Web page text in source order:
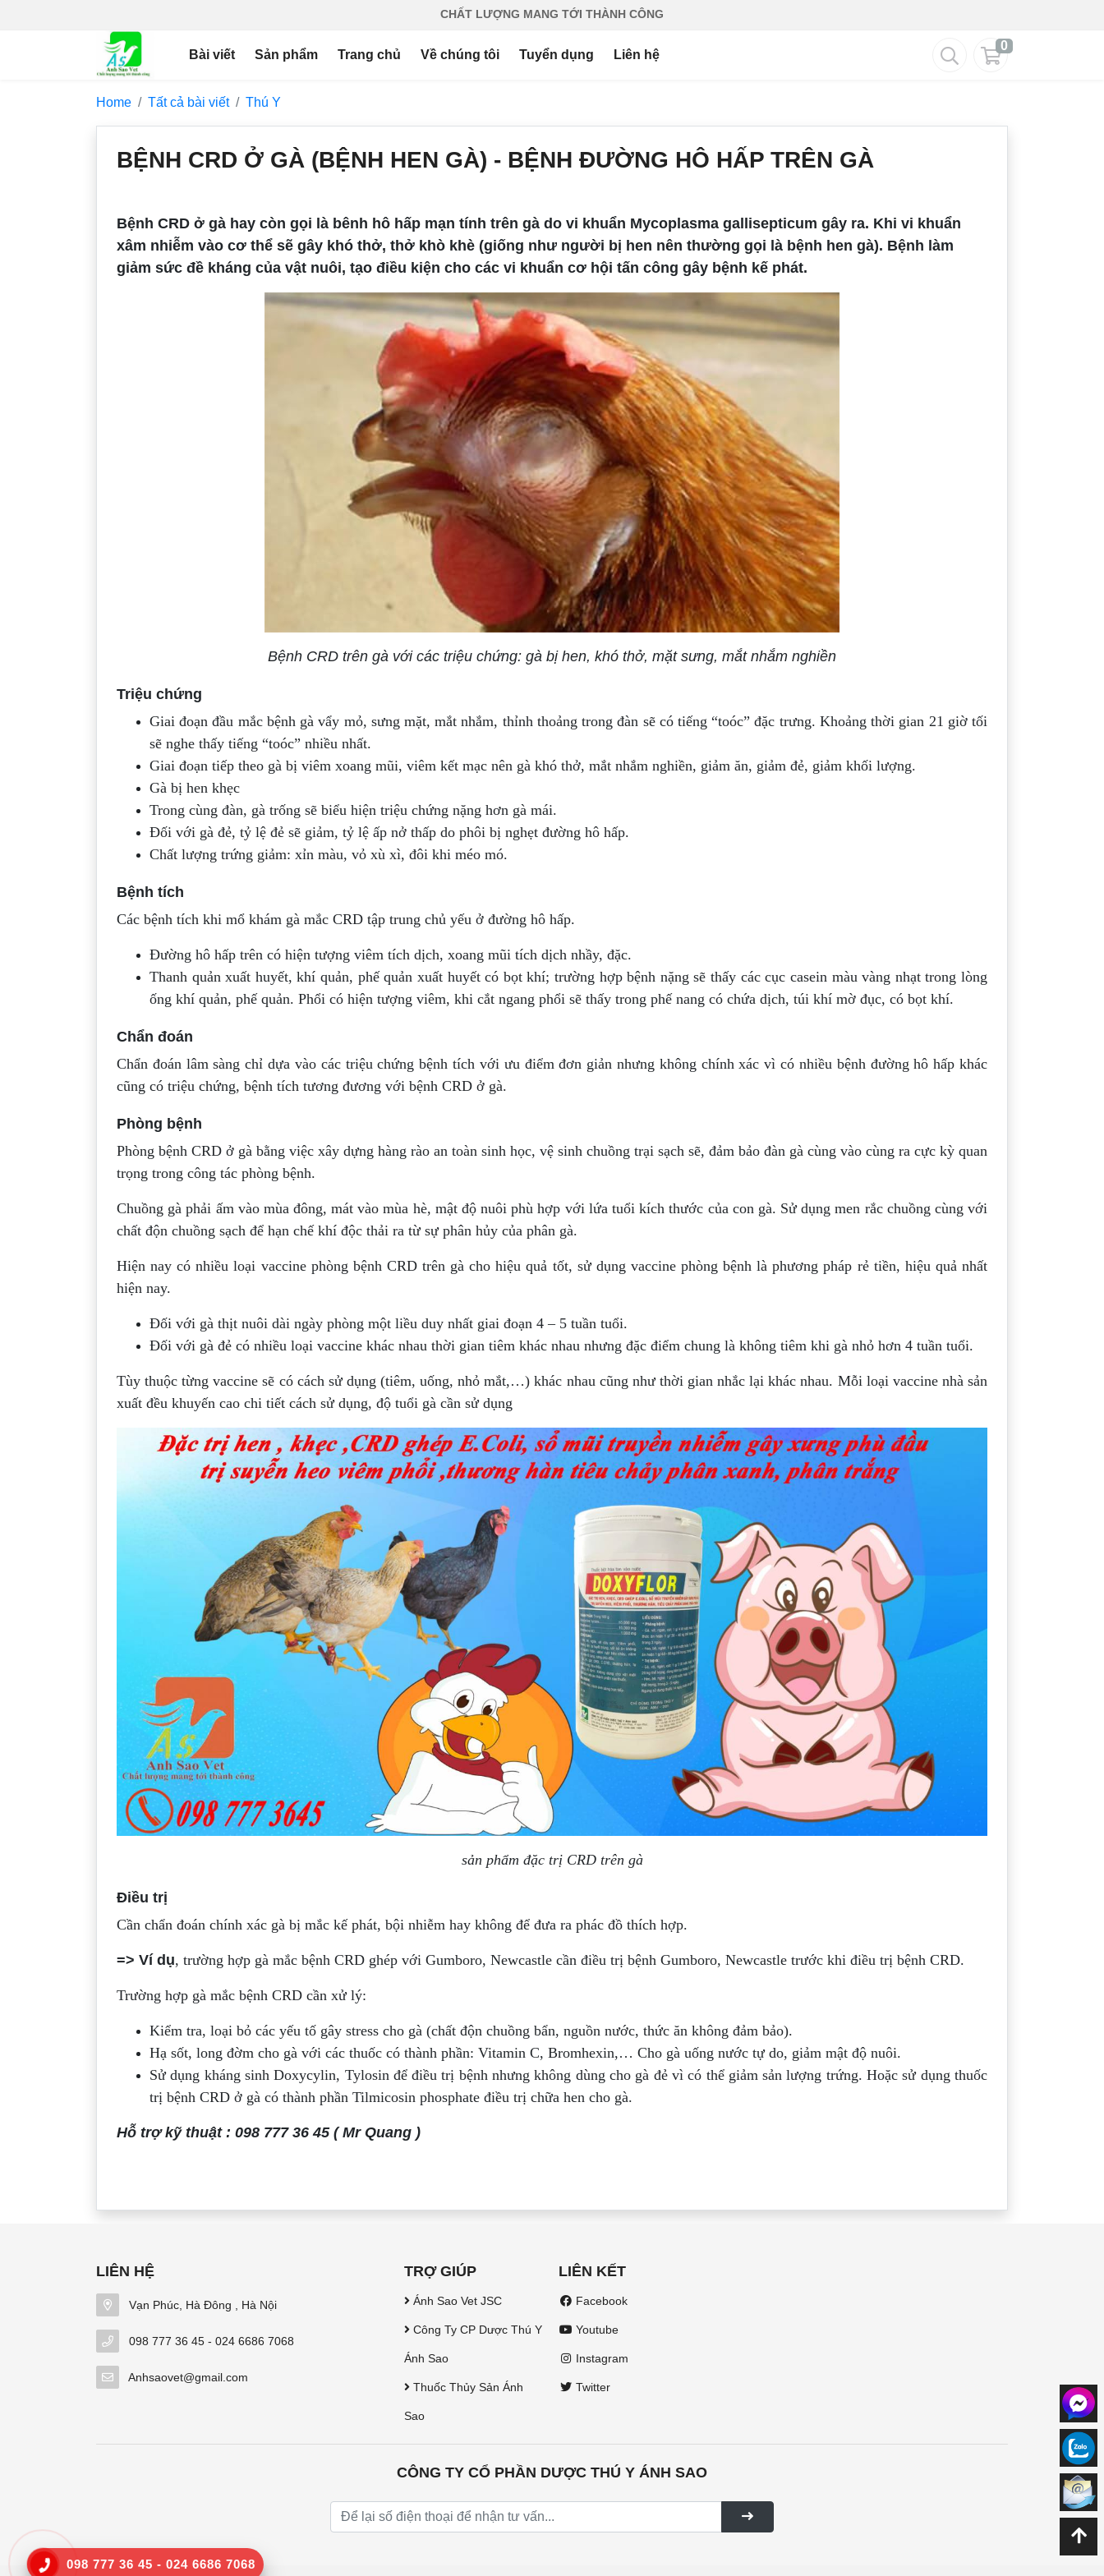
CHẤT LƯỢNG MANG TỚI THÀNH CÔNG
Bài viết Sản phẩm Trang chủ Về chúng tôi Tuyển dụng Liên hệ
0
Home Tất cả bài viết Thú Y
BỆNH CRD Ở GÀ (BỆNH HEN GÀ) - BỆNH ĐƯỜNG HÔ HẤP TRÊN GÀ
Bệnh CRD ở gà hay còn gọi là bênh hô hấp mạn tính trên gà do vi khuẩn Mycoplasma gallisepticum gây ra. Khi vi khuẩn
xâm nhiễm vào cơ thể sẽ gây khó thở, thở khò khè (giống như người bị hen nên thường gọi là bệnh hen gà). Bệnh làm
giảm sức đề kháng của vật nuôi, tạo điều kiện cho các vi khuẩn cơ hội tấn công gây bệnh kế phát.
Bệnh CRD trên gà với các triệu chứng: gà bị hen, khó thở, mặt sưng, mắt nhắm nghiền
Triệu chứng
Giai đoạn đầu mắc bệnh gà vẩy mỏ, sưng mặt, mắt nhắm, thỉnh thoảng trong đàn sẽ có tiếng “toóc” đặc trưng. Khoảng thời gian 21 giờ tối
sẽ nghe thấy tiếng “toóc” nhiều nhất.
Giai đoạn tiếp theo gà bị viêm xoang mũi, viêm kết mạc nên gà khó thở, mắt nhắm nghiền, giảm ăn, giảm đẻ, giảm khối lượng.
Gà bị hen khẹc
Trong cùng đàn, gà trống sẽ biểu hiện triệu chứng nặng hơn gà mái.
Đối với gà đẻ, tỷ lệ đẻ sẽ giảm, tỷ lệ ấp nở thấp do phôi bị nghẹt đường hô hấp.
Chất lượng trứng giảm: xỉn màu, vỏ xù xì, đôi khi méo mó.
Bệnh tích
Các bệnh tích khi mổ khám gà mắc CRD tập trung chủ yếu ở đường hô hấp.
Đường hô hấp trên có hiện tượng viêm tích dịch, xoang mũi tích dịch nhầy, đặc.
Thanh quản xuất huyết, khí quản, phế quản xuất huyết có bọt khí; trường hợp bệnh nặng sẽ thấy các cục casein màu vàng nhạt trong lòng
ống khí quản, phế quản. Phổi có hiện tượng viêm, khi cắt ngang phổi sẽ thấy trong phế nang có chứa dịch, túi khí mờ đục, có bọt khí.
Chẩn đoán
Chẩn đoán lâm sàng chỉ dựa vào các triệu chứng bệnh tích với ưu điểm đơn giản nhưng không chính xác vì có nhiều bệnh đường hô hấp khác
cũng có triệu chứng, bệnh tích tương đương với bệnh CRD ở gà.
Phòng bệnh
Phòng bệnh CRD ở gà bằng việc xây dựng hàng rào an toàn sinh học, vệ sinh chuồng trại sạch sẽ, đảm bảo đàn gà cùng vào cùng ra cực kỳ quan
trọng trong công tác phòng bệnh.
Chuồng gà phải ấm vào mùa đông, mát vào mùa hè, mật độ nuôi phù hợp với lứa tuổi kích thước của con gà. Sử dụng men rắc chuồng cùng với
chất độn chuồng sạch để hạn chế khí độc thải ra từ sự phân hủy của phân gà.
Hiện nay có nhiều loại vaccine phòng bệnh CRD trên gà cho hiệu quả tốt, sử dụng vaccine phòng bệnh là phương pháp rẻ tiền, hiệu quả nhất
hiện nay.
Đối với gà thịt nuôi dài ngày phòng một liều duy nhất giai đoạn 4 – 5 tuần tuổi.
Đối với gà đẻ có nhiều loại vaccine khác nhau thời gian tiêm khác nhau nhưng đặc điểm chung là không tiêm khi gà nhỏ hơn 4 tuần tuổi.
Tùy thuộc từng vaccine sẽ có cách sử dụng (tiêm, uống, nhỏ mắt,…) khác nhau cũng như thời gian nhắc lại khác nhau. Mỗi loại vaccine nhà sản
xuất đều khuyến cao chi tiết cách sử dụng, độ tuổi gà cần sử dụng
sản phẩm đặc trị CRD trên gà
Điều trị
Cần chẩn đoán chính xác gà bị mắc kế phát, bội nhiễm hay không để đưa ra phác đồ thích hợp.
=> Ví dụ, trường hợp gà mắc bệnh CRD ghép với Gumboro, Newcastle cần điều trị bệnh Gumboro, Newcastle trước khi điều trị bệnh CRD.
Trường hợp gà mắc bệnh CRD cần xử lý:
Kiểm tra, loại bỏ các yếu tố gây stress cho gà (chất độn chuồng bẩn, nguồn nước, thức ăn không đảm bảo).
Hạ sốt, long đờm cho gà với các thuốc có thành phần: Vitamin C, Bromhexin,… Cho gà uống nước tự do, giảm mật độ nuôi.
Sử dụng kháng sinh Doxycylin, Tylosin để điều trị bệnh nhưng không dùng cho gà đẻ vì có thể giảm sản lượng trứng. Hoặc sử dụng thuốc
trị bệnh CRD ở gà có thành phần Tilmicosin phosphate điều trị chữa hen cho gà.
Hỗ trợ kỹ thuật : 098 777 36 45 ( Mr Quang )
LIÊN HỆ
Vạn Phúc, Hà Đông , Hà Nội
098 777 36 45 - 024 6686 7068
Anhsaovet@gmail.com
TRỢ GIÚP
Ánh Sao Vet JSC
Công Ty CP Dược Thú Y
Ánh Sao
Thuốc Thủy Sản Ánh
Sao
LIÊN KẾT
Facebook
Youtube
Instagram
Twitter
CÔNG TY CỔ PHẦN DƯỢC THÚ Y ÁNH SAO
098 777 36 45 - 024 6686 7068